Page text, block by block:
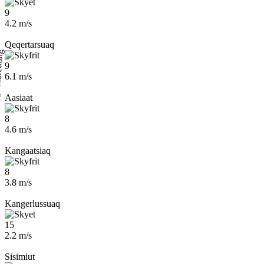
9
4.2 m/s
Qeqertarsuaq
9
6.1 m/s
Aasiaat
8
4.6 m/s
Kangaatsiaq
8
3.8 m/s
Kangerlussuaq
15
2.2 m/s
Sisimiut